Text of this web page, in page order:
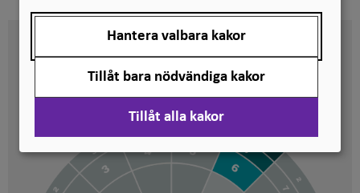
Här kan du se på vilken nivå
svenska kvalifikationer är
placerade
Hantera valbara kakor
Tillåt bara nödvändiga kakor
Tillåt alla kakor